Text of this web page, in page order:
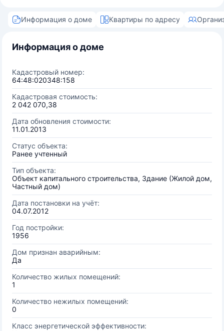
Информация о доме Квартиры по адресу
Информация о доме
Кадастровый номер:
64:48:020348:158
Кадастровая стоимость:
2 042 070,38
Дата обновления стоимости:
11.01.2013
Статус объекта:
Ранее учтенный
Тип объекта:
Объект капитального строительства, Здание (Жилой дом,
Частный дом)
Дата постановки на учёт:
04.07.2012
Год постройки:
1956
Дом признан аварийным:
Да
Количество жилых помещений:
1
Количество нежилых помещений:
0
Класс энергетической эффективности: